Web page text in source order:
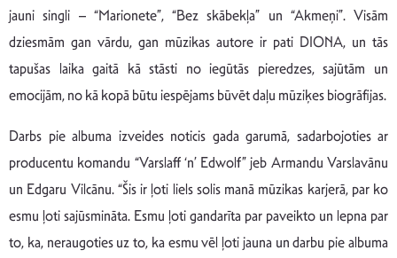
jauni singli – “Marionete”, “Bez skābekļa” un “Akmeņi”. Visām
dziesmām gan vārdu, gan mūzikas autore ir pati DIONA, un tās
tapušas laika gaitā kā stāsti no iegūtās pieredzes, sajūtām un
emocijām, no kā kopā būtu iespējams būvēt daļu mūziķes biogrāfijas.
Darbs pie albuma izveides noticis gada garumā, sadarbojoties ar
producentu komandu “Varslaff ‘n’ Edwolf” jeb Armandu Varslavānu
un Edgaru Vilcānu. “Šis ir ļoti liels solis manā mūzikas karjerā, par ko
esmu ļoti sajūsmināta. Esmu ļoti gandarīta par paveikto un lepna par
to, ka, neraugoties uz to, ka esmu vēl ļoti jauna un darbu pie albuma